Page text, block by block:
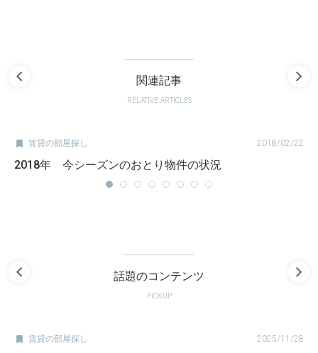
関連記事
RELATIVE ARTICLES
 賃貸の部屋探し 2018/02/22
2018年 今シーズンのおとり物件の状況
話題のコンテンツ
PICKUP
 賃貸の部屋探し 2025/11/28